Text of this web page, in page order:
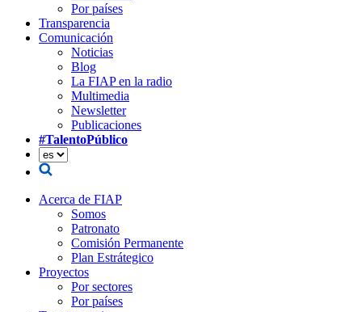
Por países
Transparencia
Comunicación
Noticias
Blog
La FIAP en la radio
Multimedia
Newsletter
Publicaciones
#TalentoPúblico
Acerca de FIAP
Somos
Patronato
Comisión Permanente
Plan Estrátegico
Proyectos
Por sectores
Por países